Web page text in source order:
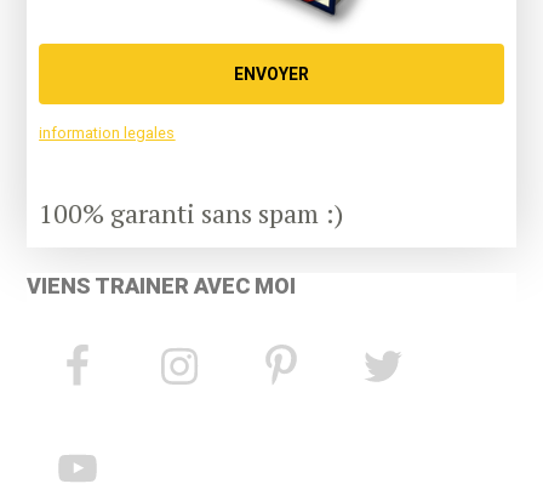
ENVOYER
information legales
100% garanti sans spam :)
VIENS TRAINER AVEC MOI